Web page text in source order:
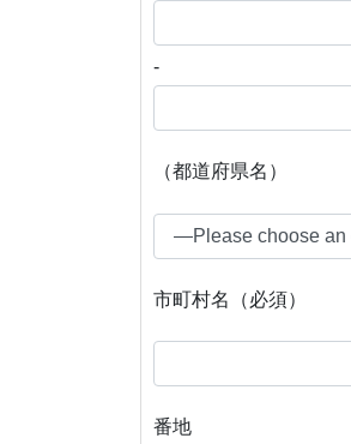
-
（都道府県名）
市町村名（必須）
番地